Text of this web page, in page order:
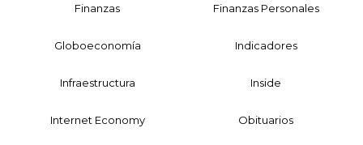
Finanzas Finanzas Personales
Globoeconomía Indicadores
Infraestructura Inside
Internet Economy Obituarios